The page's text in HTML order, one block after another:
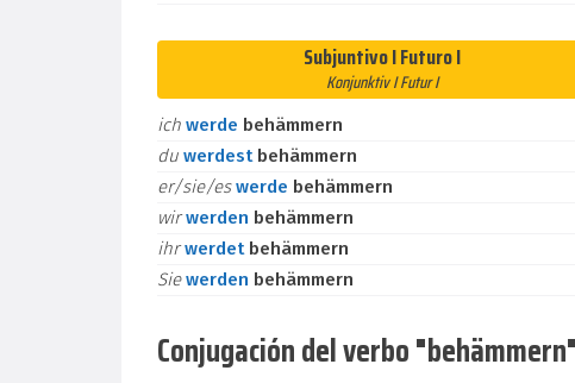
Subjuntivo I Futuro I
Konjunktiv I Futur I
ich werde behämmern
du werdest behämmern
er/sie/eswerde behämmern
wirwerden behämmern
ihrwerdet behämmern
Siewerden behämmern
Conjugación del verbo